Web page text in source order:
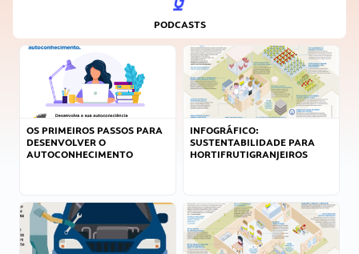
PODCASTS
OS PRIMEIROS PASSOS PARA
DESENVOLVER O
AUTOCONHECIMENTO
INFOGRÁFICO:
SUSTENTABILIDADE PARA
HORTIFRUTIGRANJEIROS